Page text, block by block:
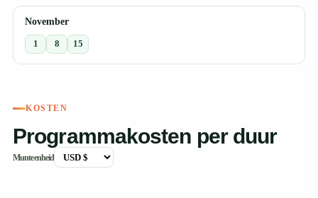
November
1 8 15
KOSTEN
Programmakosten per duur
Munteenheid